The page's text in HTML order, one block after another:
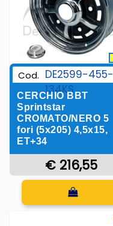
Cod. DE2599-455-
134KS
CERCHIO BBT
Sprintstar
CROMATO/NERO 5
fori (5x205) 4,5x15,
ET+34
€ 216,55
Quantità